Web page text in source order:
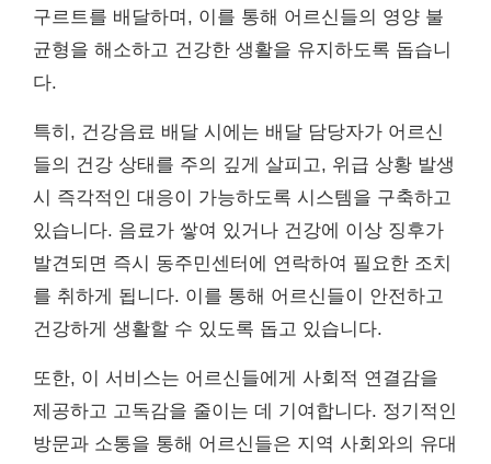
구르트를 배달하며, 이를 통해 어르신들의 영양 불
균형을 해소하고 건강한 생활을 유지하도록 돕습니
다.
특히, 건강음료 배달 시에는 배달 담당자가 어르신
들의 건강 상태를 주의 깊게 살피고, 위급 상황 발생
시 즉각적인 대응이 가능하도록 시스템을 구축하고
있습니다. 음료가 쌓여 있거나 건강에 이상 징후가
발견되면 즉시 동주민센터에 연락하여 필요한 조치
를 취하게 됩니다. 이를 통해 어르신들이 안전하고
건강하게 생활할 수 있도록 돕고 있습니다.
또한, 이 서비스는 어르신들에게 사회적 연결감을
제공하고 고독감을 줄이는 데 기여합니다. 정기적인
방문과 소통을 통해 어르신들은 지역 사회와의 유대